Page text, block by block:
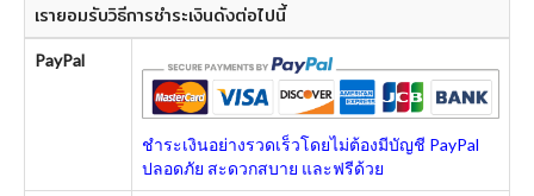
เรายอมรับวิธีการชำระเงินดังต่อไปนี้
PayPal
ชำระเงินอย่างรวดเร็วโดยไม่ต้องมีบัญชี PayPal
ปลอดภัย สะดวกสบาย และฟรีด้วย